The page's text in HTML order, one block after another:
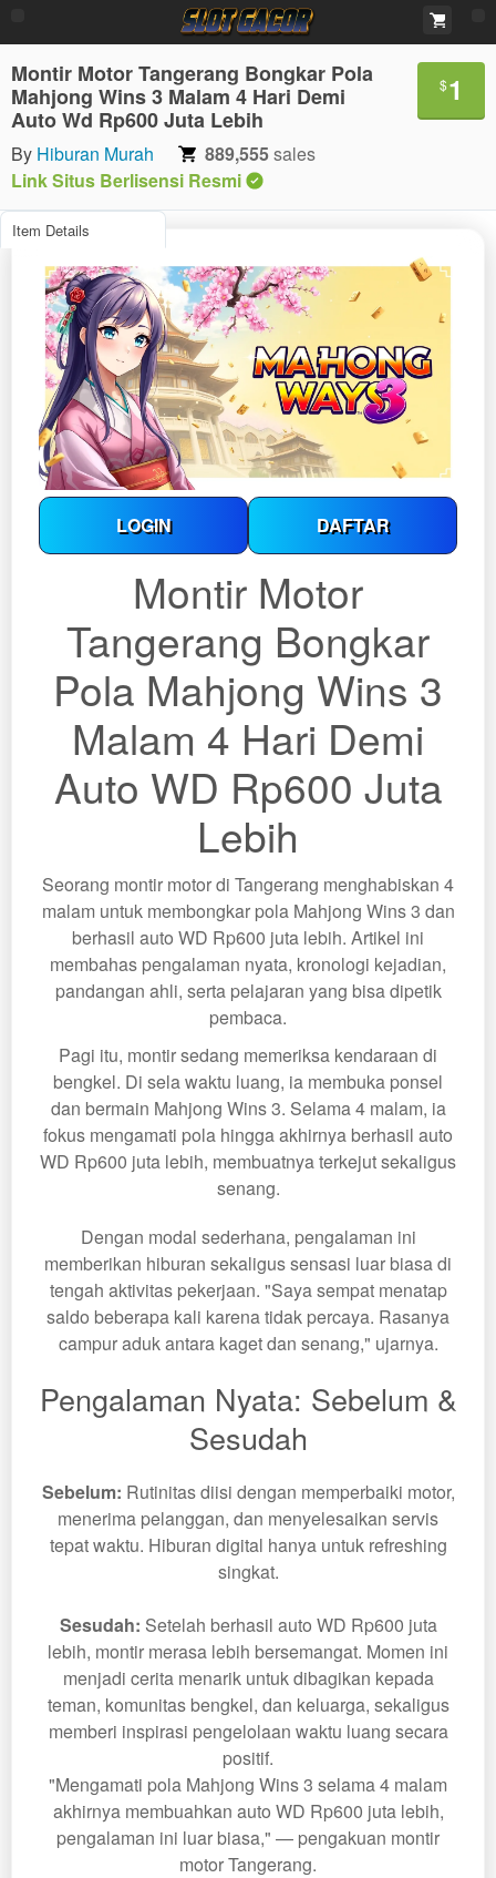
Montir Motor Tangerang Bongkar Pola
Mahjong Wins 3 Malam 4 Hari Demi
Auto Wd Rp600 Juta Lebih
$1
By Hiburan Murah 889,555sales
Link Situs Berlisensi Resmi
Item Details
LOGIN DAFTAR
Montir Motor
Tangerang Bongkar
Pola Mahjong Wins 3
Malam 4 Hari Demi
Auto WD Rp600 Juta
Lebih
Seorang montir motor di Tangerang menghabiskan 4
malam untuk membongkar pola Mahjong Wins 3 dan
berhasil auto WD Rp600 juta lebih. Artikel ini
membahas pengalaman nyata, kronologi kejadian,
pandangan ahli, serta pelajaran yang bisa dipetik
pembaca.
Pagi itu, montir sedang memeriksa kendaraan di
bengkel. Di sela waktu luang, ia membuka ponsel
dan bermain Mahjong Wins 3. Selama 4 malam, ia
fokus mengamati pola hingga akhirnya berhasil auto
WD Rp600 juta lebih, membuatnya terkejut sekaligus
senang.
Dengan modal sederhana, pengalaman ini
memberikan hiburan sekaligus sensasi luar biasa di
tengah aktivitas pekerjaan. "Saya sempat menatap
saldo beberapa kali karena tidak percaya. Rasanya
campur aduk antara kaget dan senang," ujarnya.
Pengalaman Nyata: Sebelum &
Sesudah
Sebelum: Rutinitas diisi dengan memperbaiki motor,
menerima pelanggan, dan menyelesaikan servis
tepat waktu. Hiburan digital hanya untuk refreshing
singkat.
Sesudah: Setelah berhasil auto WD Rp600 juta
lebih, montir merasa lebih bersemangat. Momen ini
menjadi cerita menarik untuk dibagikan kepada
teman, komunitas bengkel, dan keluarga, sekaligus
memberi inspirasi pengelolaan waktu luang secara
positif.
"Mengamati pola Mahjong Wins 3 selama 4 malam
akhirnya membuahkan auto WD Rp600 juta lebih,
pengalaman ini luar biasa," — pengakuan montir
motor Tangerang.